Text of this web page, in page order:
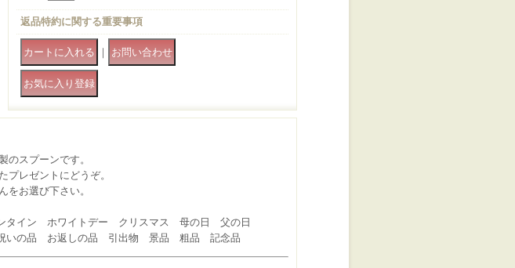
返品特約に関する重要事項
｜
スプーンです。
レゼントにどうぞ。
お選び下さい。
タイン ホワイトデー クリスマス 母の日 父の日
祝いの品 お返しの品 引出物 景品 粗品 記念品